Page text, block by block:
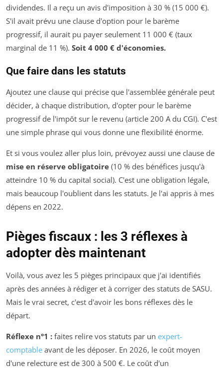
dividendes. Il a reçu un avis d'imposition à 30 % (15 000 €).
S'il avait prévu une clause d'option pour le barème
progressif, il aurait pu payer seulement 11 000 € (taux
marginal de 11 %). Soit 4 000 € d'économies.
Que faire dans les statuts
Ajoutez une clause qui précise que l'assemblée générale peut
décider, à chaque distribution, d'opter pour le barème
progressif de l'impôt sur le revenu (article 200 A du CGI). C'est
une simple phrase qui vous donne une flexibilité énorme.
Et si vous voulez aller plus loin, prévoyez aussi une clause de
mise en réserve obligatoire (10 % des bénéfices jusqu'à
atteindre 10 % du capital social). C'est une obligation légale,
mais beaucoup l'oublient dans les statuts. Je l'ai appris à mes
dépens en 2022.
Pièges fiscaux : les 3 réflexes à
adopter dès maintenant
Voilà, vous avez les 5 pièges principaux que j'ai identifiés
après des années à rédiger et à corriger des statuts de SASU.
Mais le vrai secret, c'est d'avoir les bons réflexes dès le
départ.
Réflexe n°1 : faites relire vos statuts par un expert-
comptable avant de les déposer. En 2026, le coût moyen
d'une relecture est de 300 à 500 €. Le coût d'un